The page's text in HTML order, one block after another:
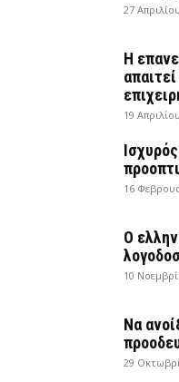
27
Η
19
16
Ο
10
Να
29